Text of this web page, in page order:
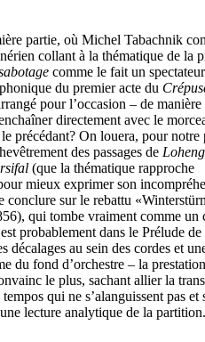
partie, où Michel Tabachnik
collant à la thématique de la
comme le fait un
du premier acte du
pour l’occasion – de manière
directement avec le
précédant? On louera, pour notre
des passages de
(que la thématique rapproche
mieux exprimer son
conclure sur le rebattu
qui tombe vraiment comme un
probablement dans le Prélude de
décalages au sein des cordes et
du fond d’orchestre – la prestation
le plus, sachant allier la
qui ne s’alanguissent pas et
lecture analytique de la partition.